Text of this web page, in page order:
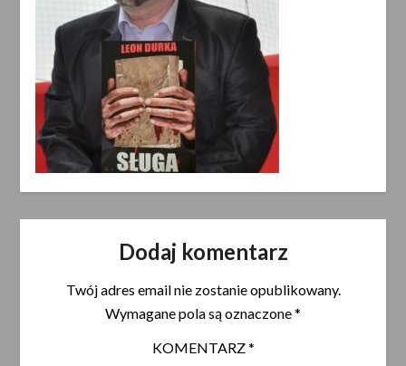
Dodaj komentarz
Twój adres email nie zostanie opublikowany.
Wymagane pola są oznaczone*
KOMENTARZ*